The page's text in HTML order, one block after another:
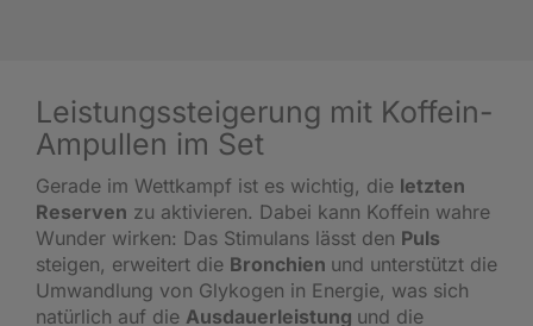
Leistungssteigerung mit Koffein-
Ampullen im Set
Gerade im Wettkampf ist es wichtig, die letzten
Reserven zu aktivieren. Dabei kann Koffein wahre
Wunder wirken: Das Stimulans lässt den Puls
steigen, erweitert die Bronchien und unterstützt die
Umwandlung von Glykogen in Energie, was sich
natürlich auf die Ausdauerleistung und die